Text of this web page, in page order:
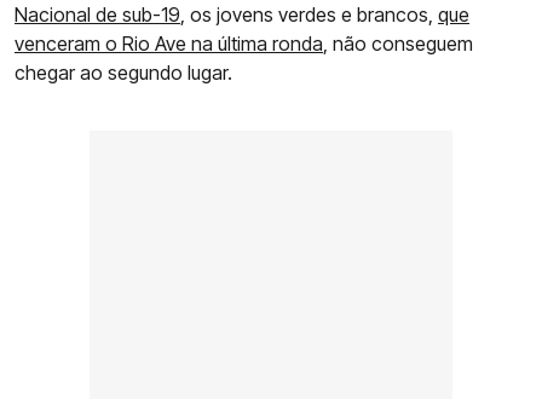
Nacional de sub-19, os jovens verdes e brancos, que
venceram o Rio Ave na última ronda, não conseguem
chegar ao segundo lugar.